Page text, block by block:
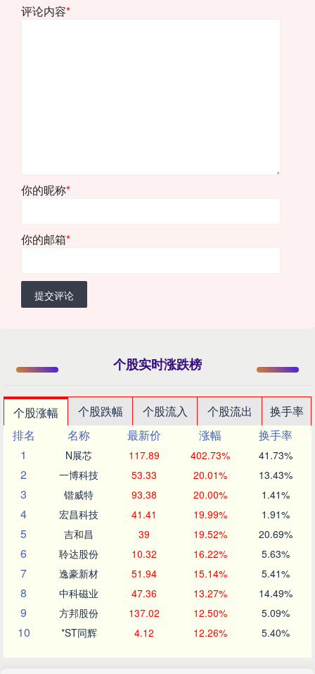
评论内容*
你的昵称*
你的邮箱*
提交评论
个股实时涨跌榜
个股涨幅 个股跌幅 个股流入 个股流出
换手率
排名
名称 最新价 涨幅
换手率
1
N展芯 117.89 402.73% 41.73%
2 一博科技 53.33 20.01% 13.43%
3 锴威特 93.38 20.00% 1.41%
4 宏昌科技 41.41 19.99% 1.91%
5 吉和昌 39 19.52% 20.69%
6 聆达股份 10.32 16.22% 5.63%
7 逸豪新材 51.94 15.14% 5.41%
8 中科磁业 47.36 13.27% 14.49%
9 方邦股份 137.02 12.50% 5.09%
10 *ST同辉 4.12 12.26% 5.40%